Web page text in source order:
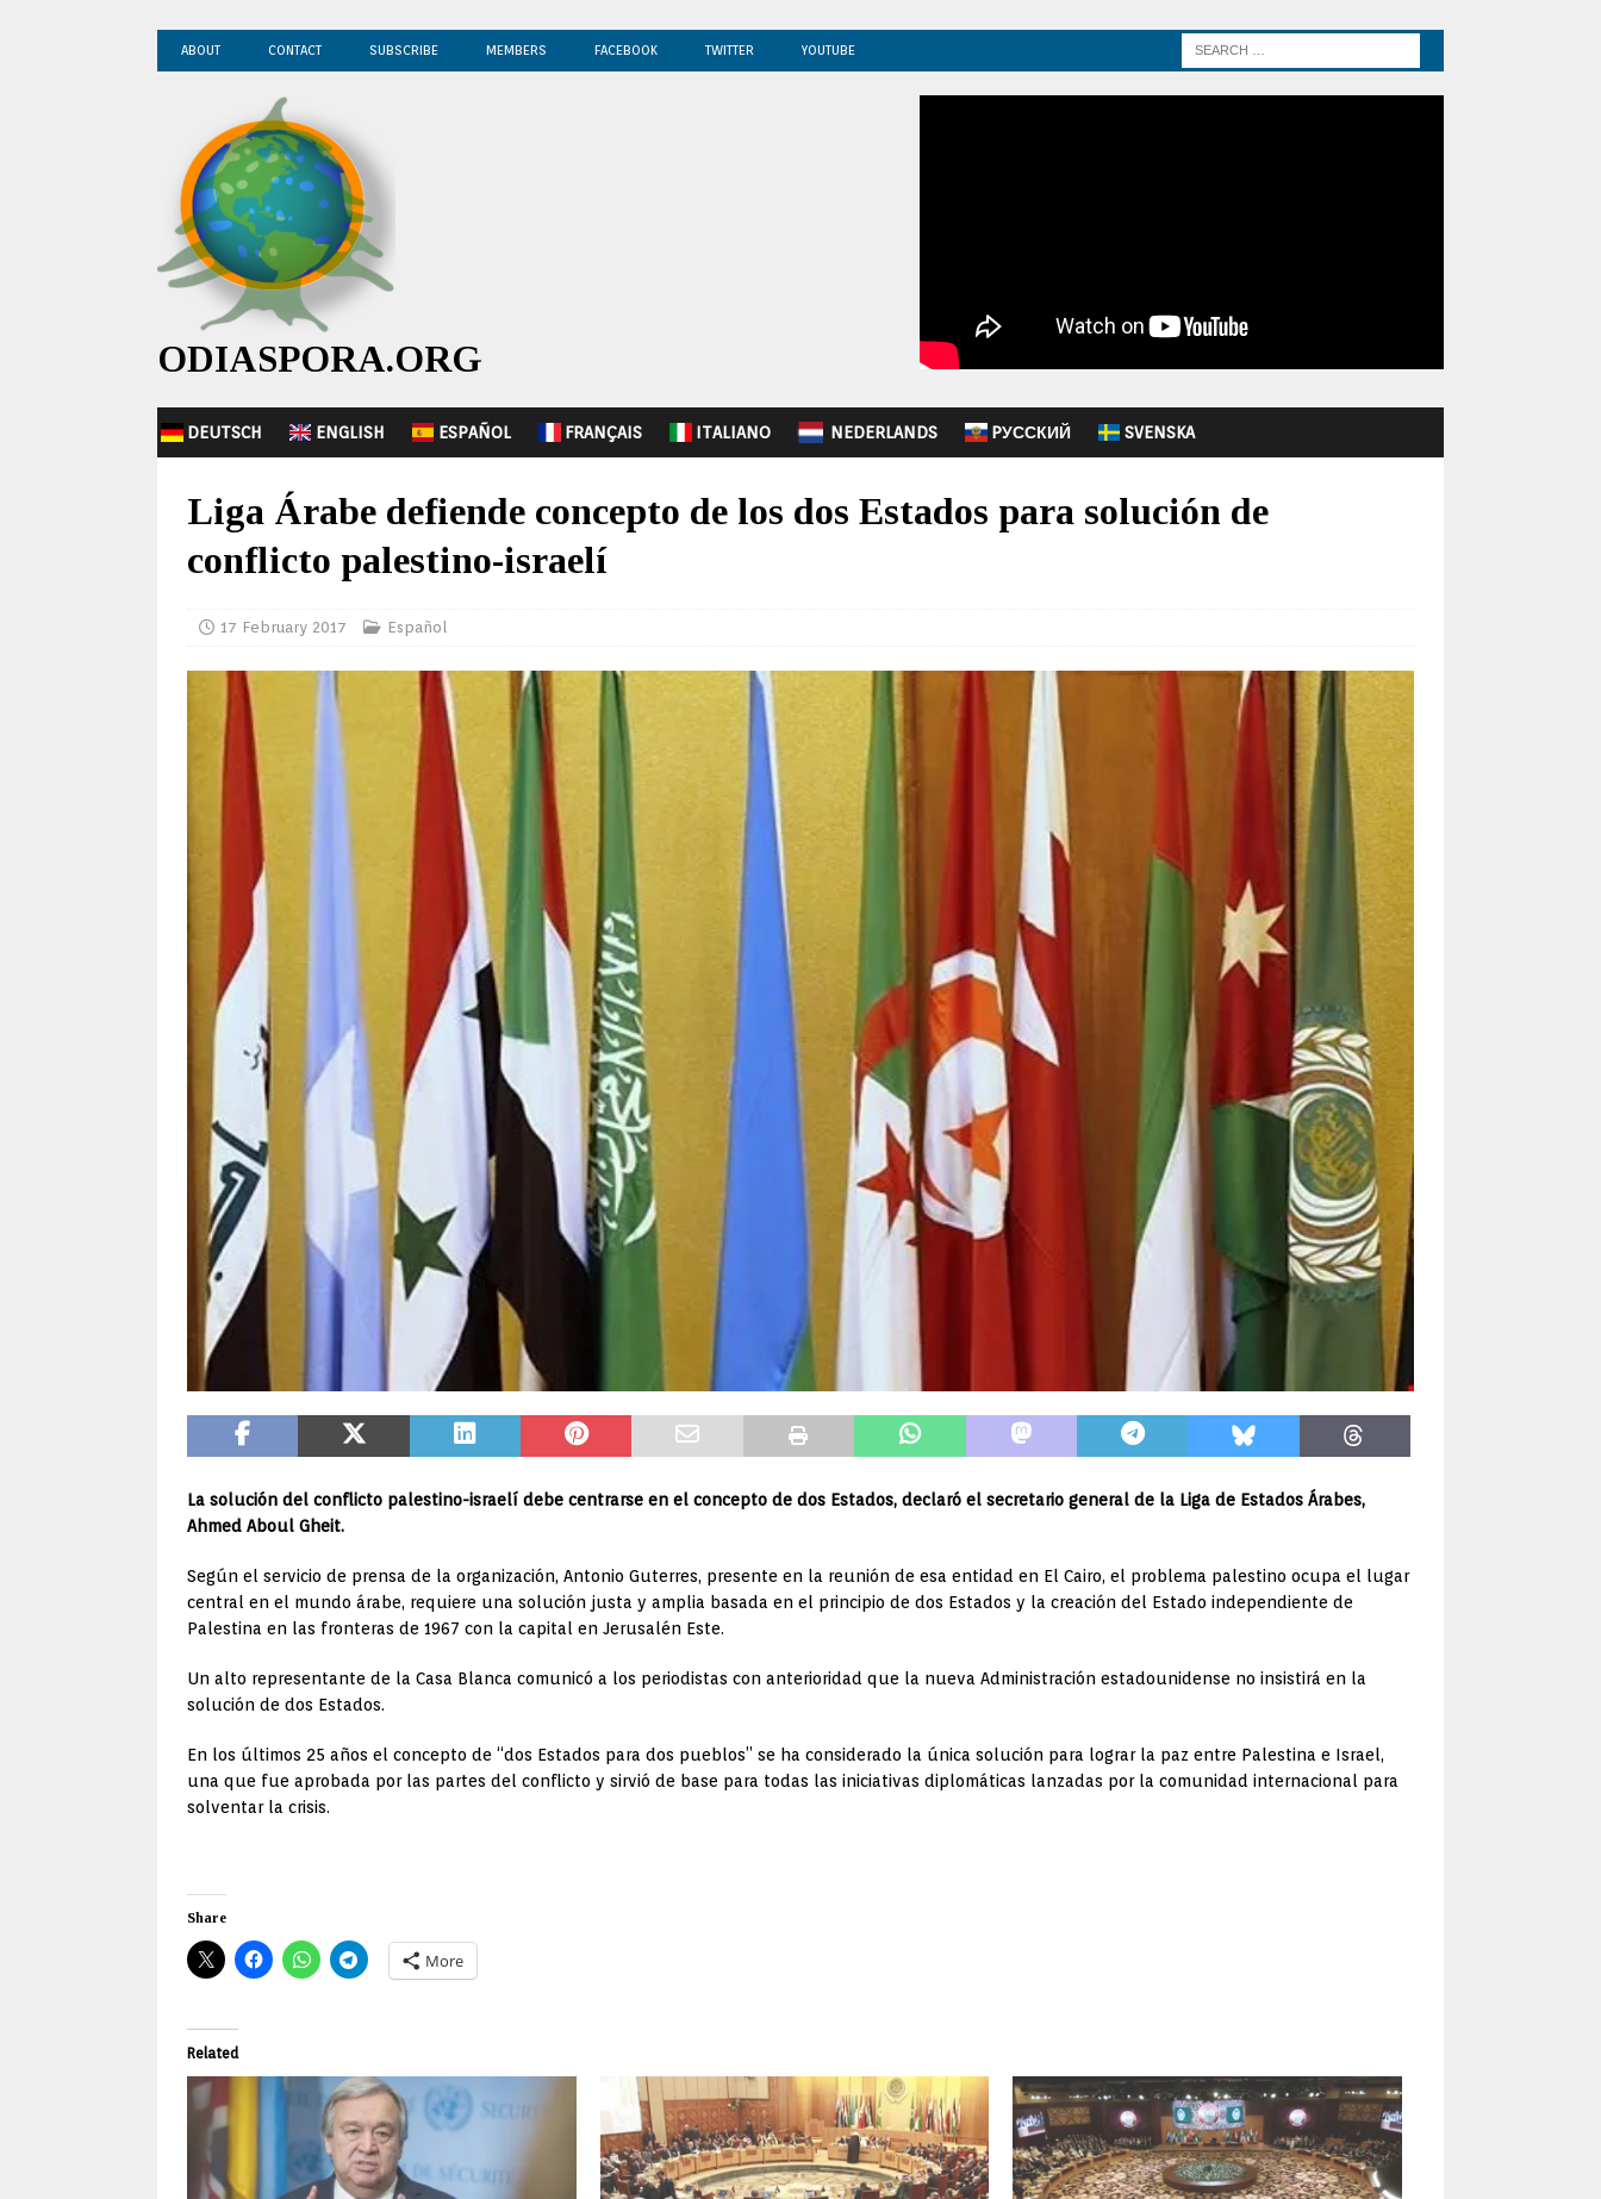
ABOUT CONTACT SUBSCRIBE MEMBERS FACEBOOK TWITTER YOUTUBE
ODIASPORA.ORG
DEUTSCH ENGLISH ESPAÑOL FRANÇAIS ITALIANO NEDERLANDS PУССКИЙ SVENSKA
Liga Árabe defiende concepto de los dos Estados para solución de
conflicto palestino-israelí
17 February 2017 Español
La solución del conflicto palestino-israelí debe centrarse en el concepto de dos Estados, declaró el secretario general de la Liga de Estados Árabes,
Ahmed Aboul Gheit.
Según el servicio de prensa de la organización, Antonio Guterres, presente en la reunión de esa entidad en El Cairo, el problema palestino ocupa el lugar
central en el mundo árabe, requiere una solución justa y amplia basada en el principio de dos Estados y la creación del Estado independiente de
Palestina en las fronteras de 1967 con la capital en Jerusalén Este.
Un alto representante de la Casa Blanca comunicó a los periodistas con anterioridad que la nueva Administración estadounidense no insistirá en la
solución de dos Estados.
En los últimos 25 años el concepto de “dos Estados para dos pueblos” se ha considerado la única solución para lograr la paz entre Palestina e Israel,
una que fue aprobada por las partes del conflicto y sirvió de base para todas las iniciativas diplomáticas lanzadas por la comunidad internacional para
solventar la crisis.
Share
More
Related